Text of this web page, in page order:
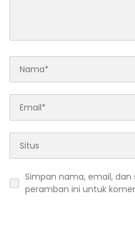
Simpan nama, email, dan
peramban ini untuk